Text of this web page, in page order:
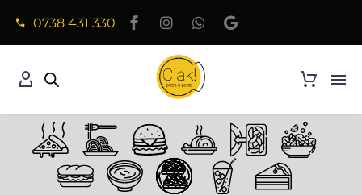
0738 431 330